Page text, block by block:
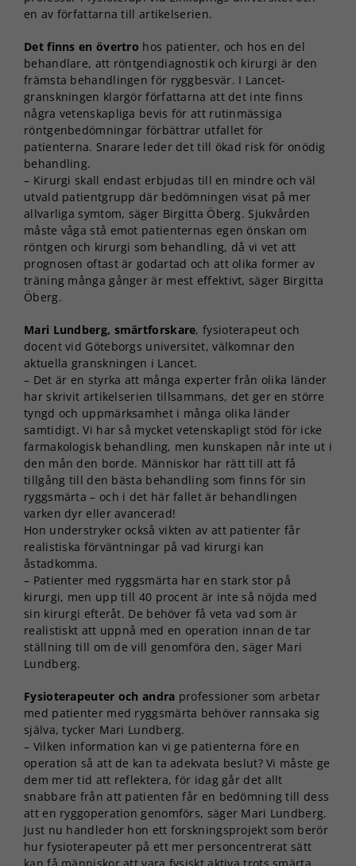
en av författarna till artikelserien.
Det finns en övertro hos patienter, och hos en del
behandlare, att röntgendiagnostik och kirurgi är den
främsta behandlingen för ryggbesvär. I Lancet-
granskningen klargör författarna att det inte finns
några vetenskapliga bevis för att rutinmässiga
röntgenbedömningar förbättrar utfallet för
patienterna. Snarare leder det till ökad risk för onödig
behandling.
– Kirurgi skall endast erbjudas till en mindre och väl
utvald patientgrupp där bedömningen visat på mer
allvarliga symtom, säger Birgitta Öberg. Sjukvården
måste våga stå emot patienternas egen önskan om
röntgen och kirurgi som behandling, då vi vet att
prognosen oftast är godartad och att olika former av
träning många gånger är mest effektivt, säger Birgitta
Öberg.
Mari Lundberg, smärtforskare, fysioterapeut och
docent vid Göteborgs universitet, välkomnar den
aktuella granskningen i Lancet.
– Det är en styrka att många experter från olika länder
har skrivit artikelserien tillsammans, det ger en större
tyngd och uppmärksamhet i många olika länder
samtidigt. Vi har så mycket vetenskapligt stöd för icke
farmakologisk behandling, men kunskapen når inte ut i
den mån den borde. Människor har rätt till att få
tillgång till den bästa behandling som finns för sin
ryggsmärta – och i det här fallet är behandlingen
varken dyr eller avancerad!
Hon understryker också vikten av att patienter får
realistiska förväntningar på vad kirurgi kan
åstadkomma.
– Patienter med ryggsmärta har en stark stor på
kirurgi, men upp till 40 procent är inte så nöjda med
sin kirurgi efteråt. De behöver få veta vad som är
realistiskt att uppnå med en operation innan de tar
ställning till om de vill genomföra den, säger Mari
Lundberg.
Fysioterapeuter och andra professioner som arbetar
med patienter med ryggsmärta behöver rannsaka sig
själva, tycker Mari Lundberg.
– Vilken information kan vi ge patienterna före en
operation så att de kan ta adekvata beslut? Vi måste ge
dem mer tid att reflektera, för idag går det allt
snabbare från att patienten får en bedömning till dess
att en ryggoperation genomförs, säger Mari Lundberg.
Just nu handleder hon ett forskningsprojekt som berör
hur fysioterapeuter på ett mer personcentrerat sätt